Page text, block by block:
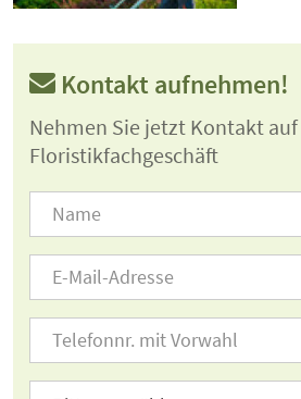
Kontakt aufnehmen!
Nehmen Sie jetzt Kontakt
Floristikfachgeschäft